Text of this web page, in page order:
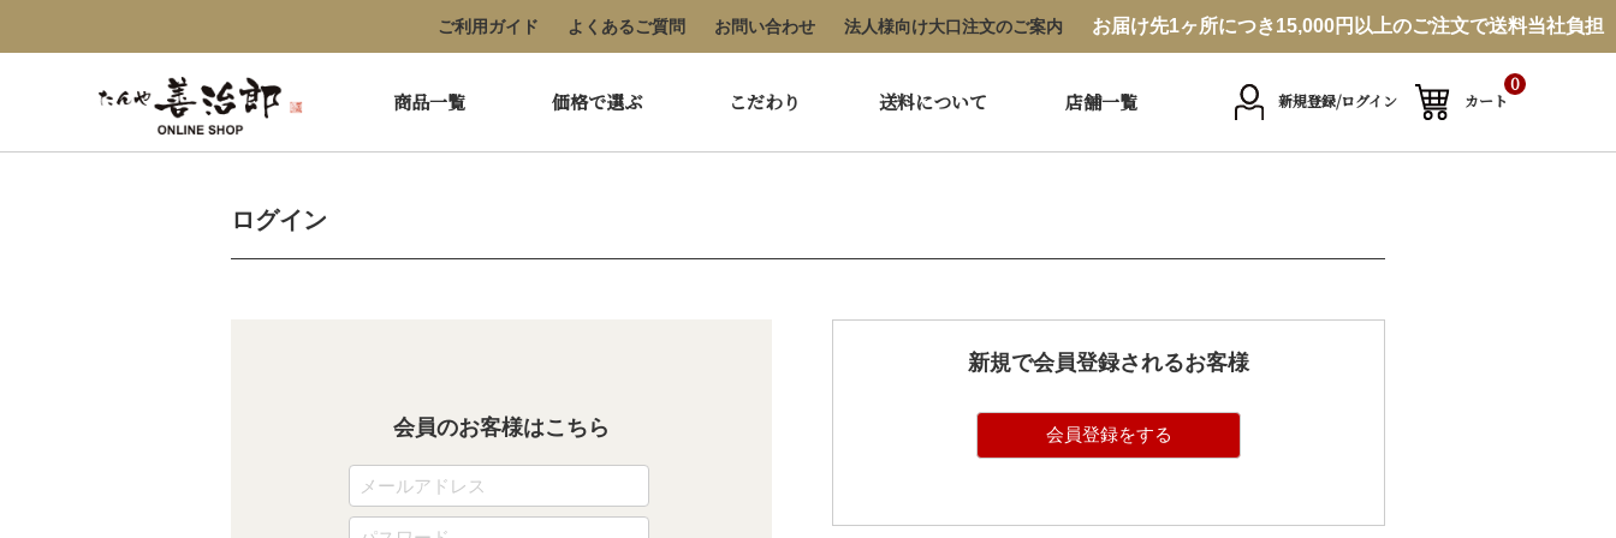
ご利用ガイド よくあるご質問 お問い合わせ 法人様向け大口注文のご案内 お届け先1ヶ所につき15,000円以上のご注文で送料当社負担
商品一覧 価格で選ぶ こだわり 送料について 店舗一覧 カート
0
新規登録/ログイン
ログイン
会員のお客様はこちら
新規で会員登録されるお客様
会員登録をする